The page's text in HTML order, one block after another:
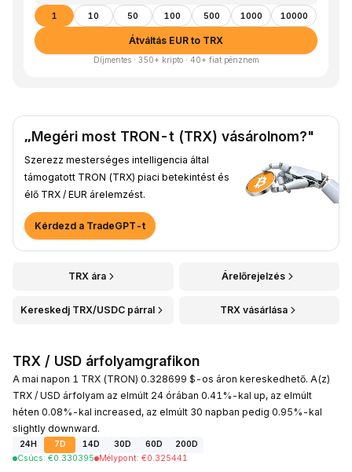
1 10 50 100 500 1000 10000
Átváltás EUR to TRX
Díjmentes · 350+ kripto · 40+ fiat pénznem
„Megéri most TRON-t (TRX) vásárolnom?"
Szerezz mesterséges intelligencia által
támogatott TRON (TRX) piaci betekintést és
élő TRX / EUR árelemzést.
Kérdezd a TradeGPT-t
TRX ára Árelőrejelzés
Kereskedj TRX/USDC párral TRX vásárlása
TRX / USD árfolyamgrafikon
A mai napon 1 TRX (TRON) 0.328699 $-os áron kereskedhető. A(z)
TRX / USD árfolyam az elmúlt 24 órában 0.41%-kal up, az elmúlt
héten 0.08%-kal increased, az elmúlt 30 napban pedig 0.95%-kal
slightly downward.
24H 7D 14D 30D 60D
200D
Csúcs: €0.330395 Mélypont: €0.325441